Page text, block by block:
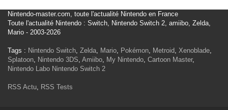
Nintendo-master.com, toute l'actualité Nintendo en France
Toute l'actualité Nintendo : Switch, Nintendo Switch 2, amiibo, Zelda,
Mario - 2003-2026
Tags : Nintendo Switch, Zelda, Mario, Pokémon, Metroid, Xenoblade,
Splatoon, Nintendo 3DS, Amiibo, My Nintendo, Cartoon Master,
Nintendo Labo Nintendo Switch 2
RSS Actu, RSS Tests